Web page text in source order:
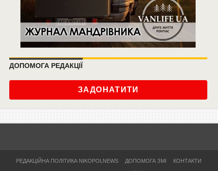
ДОПОМОГА РЕДАКЦІЇ
ЗАДОНАТИТИ
РЕДАКЦІЙНА ПОЛІТИКА NIKOPOLNEWS ДОПОМОГА ЗМІ КОНТАКТИ